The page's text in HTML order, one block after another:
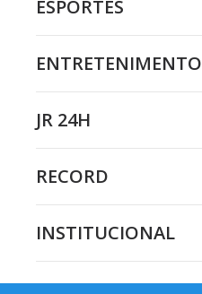
ESPORTES
ENTRETENIMENTO
JR 24H
RECORD
INSTITUCIONAL